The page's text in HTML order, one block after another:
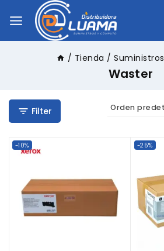
/ Tienda / Suministros
Waster
Filter
-10% -25%